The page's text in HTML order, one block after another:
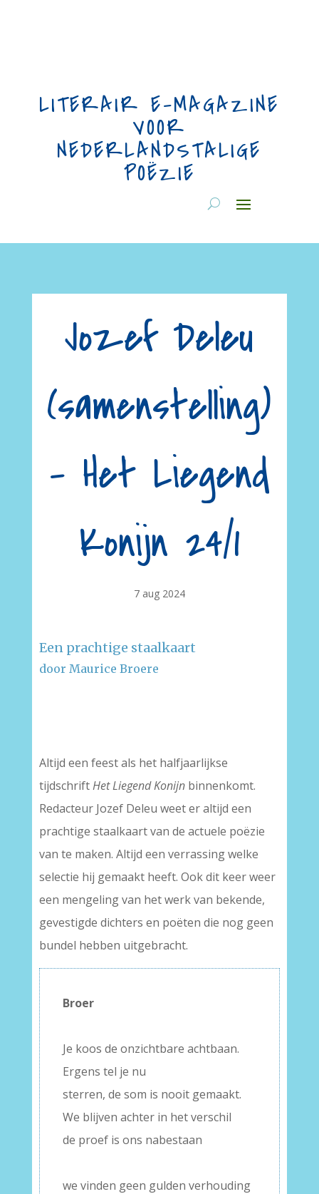
LITERAIR E-MAGAZINE
VOOR
NEDERLANDSTALIGE
POËZIE
Jozef Deleu
(samenstelling)
– Het Liegend
Konijn 24/1
7 aug 2024
Een prachtige staalkaart
door Maurice Broere
Altijd een feest als het halfjaarlijkse
tijdschriftHet Liegend Konijnbinnenkomt.
Redacteur Jozef Deleu weet er altijd een
prachtige staalkaart van de actuele poëzie
van te maken. Altijd een verrassing welke
selectie hij gemaakt heeft. Ook dit keer weer
een mengeling van het werk van bekende,
gevestigde dichters en poëten die nog geen
bundel hebben uitgebracht.
Broer
Je koos de onzichtbare achtbaan.
Ergens tel je nu
sterren, de som is nooit gemaakt.
We blijven achter in het verschil
de proef is ons nabestaan
we vinden geen gulden verhouding